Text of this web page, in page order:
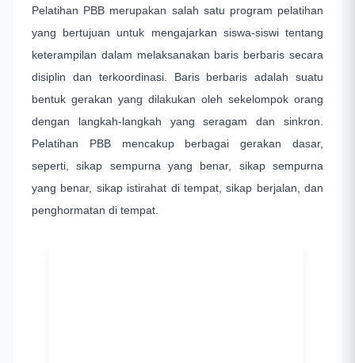
Pelatihan PBB merupakan salah satu program pelatihan
yang bertujuan untuk mengajarkan siswa-siswi tentang
keterampilan dalam melaksanakan baris berbaris secara
disiplin dan terkoordinasi. Baris berbaris adalah suatu
bentuk gerakan yang dilakukan oleh sekelompok orang
dengan langkah-langkah yang seragam dan sinkron.
Pelatihan PBB mencakup berbagai gerakan dasar,
seperti, sikap sempurna yang benar, sikap sempurna
yang benar, sikap istirahat di tempat, sikap berjalan, dan
penghormatan di tempat.